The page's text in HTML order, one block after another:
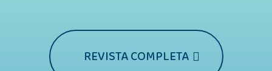
REVISTA COMPLETA